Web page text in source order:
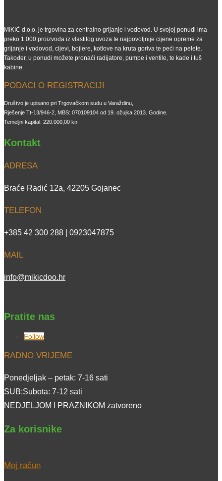
MIKIĆ d.o.o. je trgovina za centralno grijanje i vodovod. U svojoj ponudi ima
preko 1.000 proizvoda iz vlastitog uvoza te najpovoljnije cijene opreme za
grijanje i vodovod, cijevi, bojlere, kotlove na kruta goriva te peći na pelete.
Također, u ponudi možete pronaći radijatore, pumpe i ventile, te kade i tuš
kabine.
PODACI O REGISTRACIJI
Društvo je upisano pri Trgovačkom sudu u Varaždinu,
Rješenje Tt-13/946-2, MBS: 070109104 od 19. ožujka 2013. Godine.
Temeljni kapital: 220.000,00 kn
Kontakt
ADRESA
Braće Radić 12a, 42205 Gojanec
TELEFON
+385 42 300 288 | 0923047875
MAIL
info@mikicdoo.hr
Pratite nas
Follow
RADNO VRIJEME
Ponedjeljak – petak: 7-16 sati
SUB:Subota: 7-12 sati
NEDJELJOM I PRAZNIKOM zatvoreno
Za korisnike
Moj račun